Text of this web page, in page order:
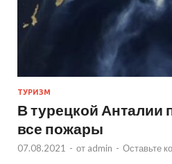
ТУРИЗМ
В турецкой Анталии
все пожары
07.08.2021 - от admin - Оставьте